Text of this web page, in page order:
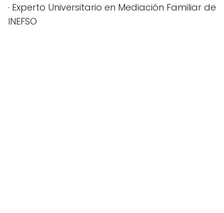
· Experto Universitario en Mediación Familiar de
INEFSO